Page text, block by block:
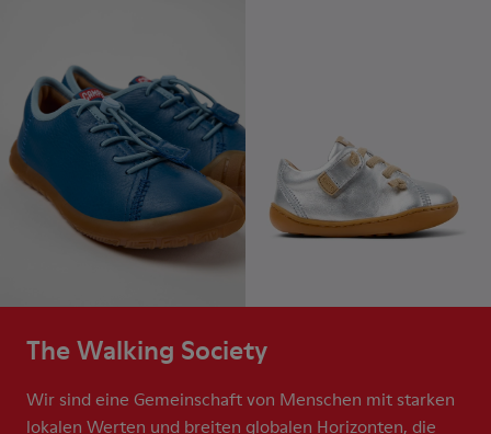
The Walking Society
Wir sind eine Gemeinschaft von Menschen mit starken
lokalen Werten und breiten globalen Horizonten, die